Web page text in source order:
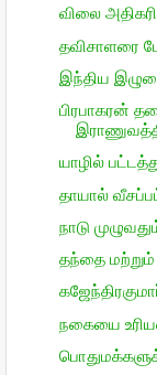
விலை
தவிசாளரை
இந்திய
பிரபாகரன்
யாழில்
தாயால்
நாடு
தந்தை மற்றும்
நகையை